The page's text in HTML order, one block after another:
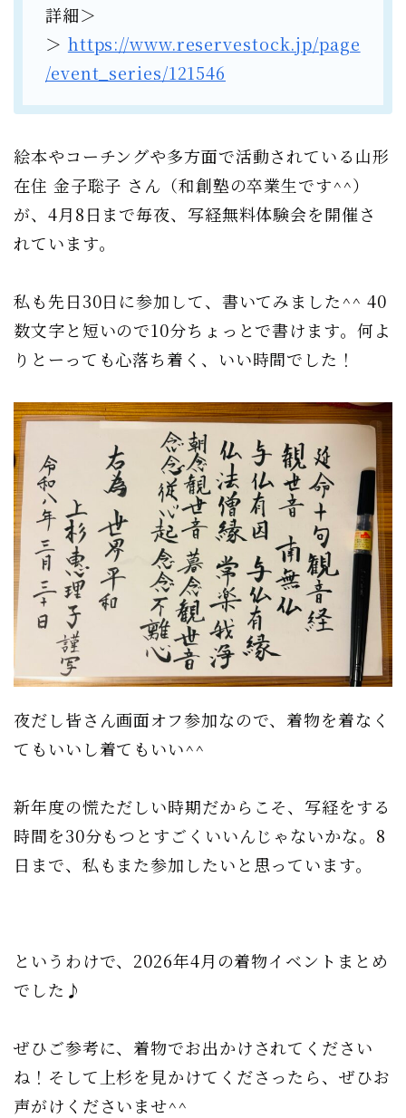
詳細＞
＞ https://www.reservestock.jp/page
/event_series/121546
絵本やコーチングや多方面で活動されている山形
在住 金子聡子 さん（和創塾の卒業生です^^）
が、4月8日まで毎夜、写経無料体験会を開催さ
れています。
私も先日30日に参加して、書いてみました^^ 40
数文字と短いので10分ちょっとで書けます。何よ
りとーっても心落ち着く、いい時間でした！
夜だし皆さん画面オフ参加なので、着物を着なく
てもいいし着てもいい^^
新年度の慌ただしい時期だからこそ、写経をする
時間を30分もつとすごくいいんじゃないかな。8
日まで、私もまた参加したいと思っています。
というわけで、2026年4月の着物イベントまとめ
でした♪
ぜひご参考に、着物でお出かけされてください
ね！そして上杉を見かけてくださったら、ぜひお
声がけくださいませ^^